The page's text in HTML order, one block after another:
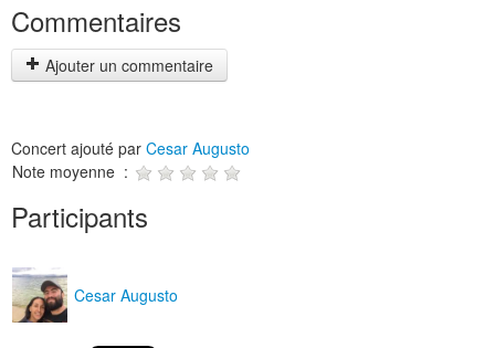
Commentaires
Ajouter un commentaire
Concert ajouté par Cesar Augusto
Note moyenne :
Participants
Cesar Augusto